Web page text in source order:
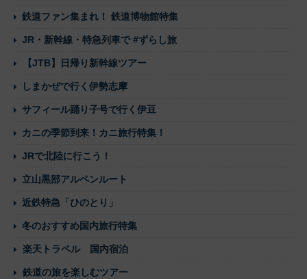
鉄道ファン集まれ！ 鉄道博物館特集
JR・新幹線・特急列車で #ずらし旅
【JTB】日帰り新幹線ツアー
しまかぜで行く伊勢志摩
サフィール踊り子号で行く伊豆
カニの季節到来！カニ旅行特集！
JRで北陸に行こう！
立山黒部アルペンルート
近鉄特急「ひのとり」
冬のおすすめ国内旅行特集
楽天トラベル 国内宿泊
鉄道の旅を楽しむツアー